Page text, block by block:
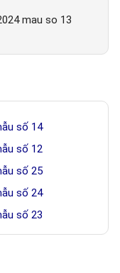
mau so 13
số 14
số 12
số 25
số 24
số 23